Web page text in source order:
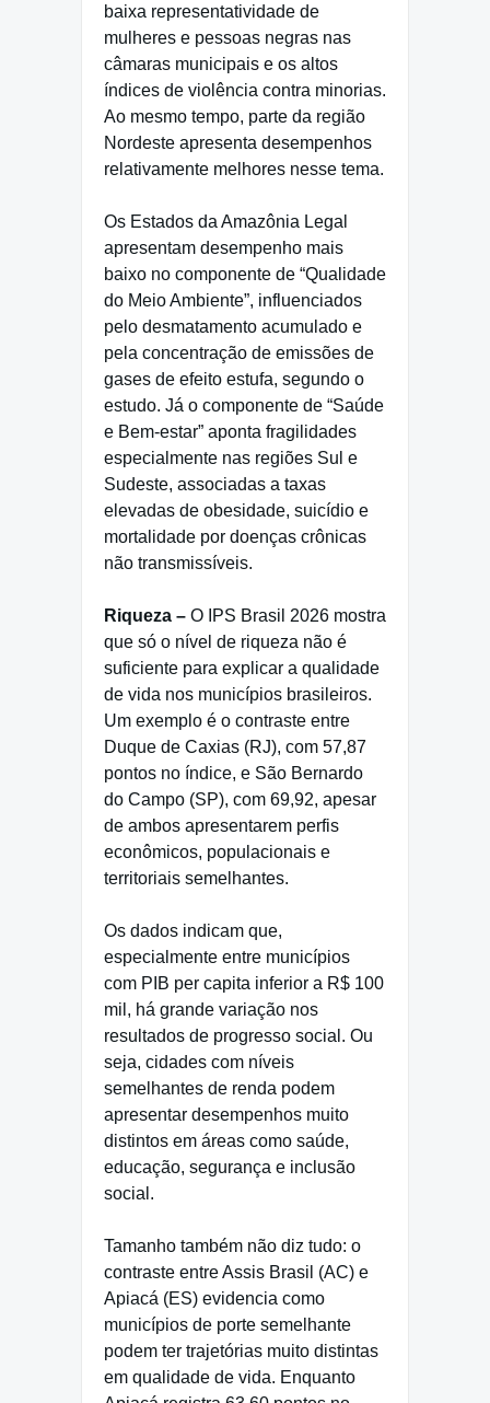
baixa representatividade de
mulheres e pessoas negras nas
câmaras municipais e os altos
índices de violência contra minorias.
Ao mesmo tempo, parte da região
Nordeste apresenta desempenhos
relativamente melhores nesse tema.
Os Estados da Amazônia Legal
apresentam desempenho mais
baixo no componente de “Qualidade
do Meio Ambiente”, influenciados
pelo desmatamento acumulado e
pela concentração de emissões de
gases de efeito estufa, segundo o
estudo. Já o componente de “Saúde
e Bem-estar” aponta fragilidades
especialmente nas regiões Sul e
Sudeste, associadas a taxas
elevadas de obesidade, suicídio e
mortalidade por doenças crônicas
não transmissíveis.
Riqueza – O IPS Brasil 2026 mostra
que só o nível de riqueza não é
suficiente para explicar a qualidade
de vida nos municípios brasileiros.
Um exemplo é o contraste entre
Duque de Caxias (RJ), com 57,87
pontos no índice, e São Bernardo
do Campo (SP), com 69,92, apesar
de ambos apresentarem perfis
econômicos, populacionais e
territoriais semelhantes.
Os dados indicam que,
especialmente entre municípios
com PIB per capita inferior a R$ 100
mil, há grande variação nos
resultados de progresso social. Ou
seja, cidades com níveis
semelhantes de renda podem
apresentar desempenhos muito
distintos em áreas como saúde,
educação, segurança e inclusão
social.
Tamanho também não diz tudo: o
contraste entre Assis Brasil (AC) e
Apiacá (ES) evidencia como
municípios de porte semelhante
podem ter trajetórias muito distintas
em qualidade de vida. Enquanto